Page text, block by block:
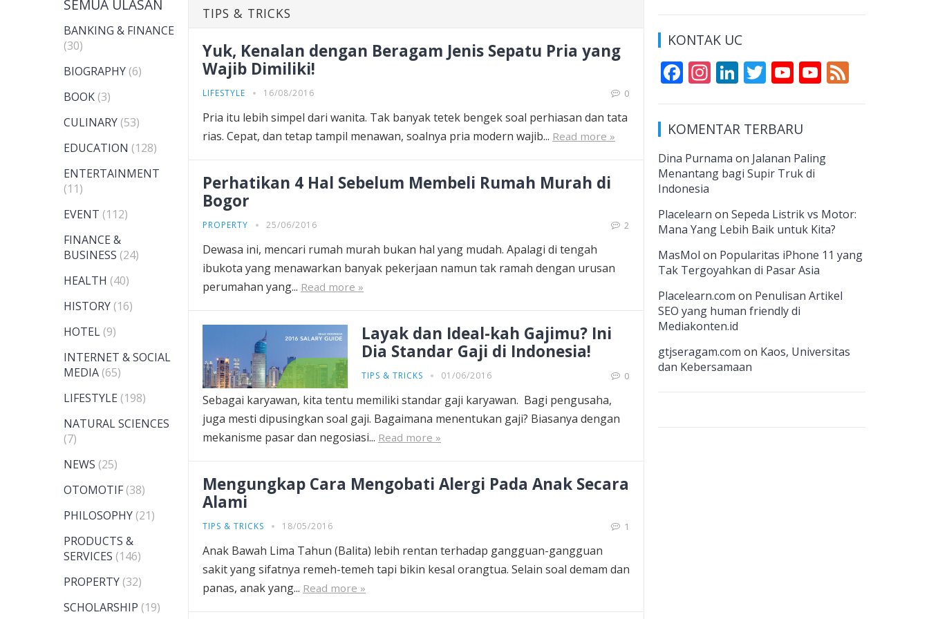
SEMUA ULASAN
BANKING & FINANCE
(30)
BIOGRAPHY (6)
BOOK (3)
CULINARY (53)
EDUCATION (128)
ENTERTAINMENT
(11)
EVENT (112)
FINANCE &
BUSINESS (24)
HEALTH (40)
HISTORY (16)
HOTEL (9)
INTERNET & SOCIAL
MEDIA (65)
LIFESTYLE (198)
NATURAL SCIENCES
(7)
NEWS (25)
OTOMOTIF (38)
PHILOSOPHY (21)
PRODUCTS &
SERVICES (146)
PROPERTY (32)
SCHOLARSHIP (19)
TIPS & TRICKS
Yuk, Kenalan dengan Beragam Jenis Sepatu Pria yang
Wajib Dimiliki!
LIFESTYLE 16/08/2016 0
Pria itu lebih simpel dari wanita. Tak banyak tetek bengek soal perhiasan dan tata
rias. Cepat, dan tetap tampil menawan, soalnya pria modern wajib... Read more »
Perhatikan 4 Hal Sebelum Membeli Rumah Murah di
Bogor
PROPERTY 25/06/2016 2
Dewasa ini, mencari rumah murah bukan hal yang mudah. Apalagi di tengah
ibukota yang menawarkan banyak pekerjaan namun tak ramah dengan urusan
perumahan yang... Read more »
Layak dan Ideal-kah Gajimu? Ini
Dia Standar Gaji di Indonesia!
TIPS & TRICKS 01/06/2016 0
Sebagai karyawan, kita tentu memiliki standar gaji karyawan. Bagi pengusaha,
juga mesti dipusingkan soal gaji. Bagaimana menentukan gaji? Biasanya dengan
mekanisme pasar dan negosiasi... Read more »
Mengungkap Cara Mengobati Alergi Pada Anak Secara
Alami
TIPS & TRICKS 18/05/2016 1
Anak Bawah Lima Tahun (Balita) lebih rentan terhadap gangguan-gangguan
sakit yang sifatnya remeh-temeh tapi bikin kesal orangtua. Selain soal demam dan
panas, anak yang... Read more »
KONTAK UC
F
e
b
o
o
k
In
a
gr
a
m
Li
k
e
dI
n
T
itt
er
Y
u
T
u
b
e
Y
u
e
C
h
n
KOMENTAR TERBARU
Dina Purnama on Jalanan Paling
Menantang bagi Supir Truk di
Indonesia
Placelearn on Sepeda Listrik vs Motor:
Mana Yang Lebih Baik untuk Kita?
MasMol on Popularitas iPhone 11 yang
Tak Tergoyahkan di Pasar Asia
Placelearn.com on Penulisan Artikel
SEO yang human friendly di
Mediakonten.id
gtjseragam.com on Kaos, Universitas
dan Kebersamaan